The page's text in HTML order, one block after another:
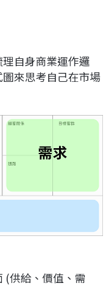
自身商業運作邏
來思考自己在市場
(供給、價值、需